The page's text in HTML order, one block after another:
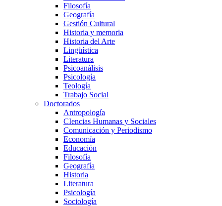
Filosofía
Geografía
Gestión Cultural
Historia y memoria
Historia del Arte
Lingüística
Literatura
Psicoanálisis
Psicología
Teología
Trabajo Social
Doctorados
Antropología
CIencias Humanas y Sociales
Comunicación y Periodismo
Economía
Educación
Filosofía
Geografía
Historia
Literatura
Psicología
Sociología